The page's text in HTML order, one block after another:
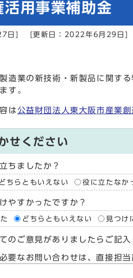
活用事業補助金
日] [更新日：2022年6月29日]
造業の新技術・新製品に関す
す。
は公益財団法人東大阪市産業
せください
ちましたか？
ちらともいえない 役に立たなか
やすかったですか？
どちらともいえない 見つけ
のご意見がありましたらご記入
要なお問い合わせは、直接担